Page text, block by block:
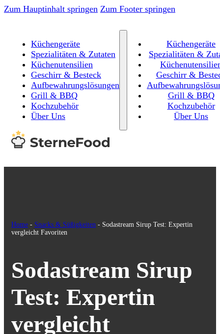
Zum Hauptinhalt springen Zum Footer springen
Küchengeräte
Spezialitäten & Zutaten
Küchenutensilien
Geschirr & Besteck
Aufbewahrungslösungen
Grill & BBQ
Kochzubehör
Über Uns
Küchengeräte
Spezialitäten &
Geschirr &
Grill & BBQ
Kochzubehör
Über Uns
Home - Snacks & Süßigkeiten - Sodastream Sirup Test: Expertin
vergleicht Favoriten
Sodastream Sirup
Test: Expertin
vergleicht